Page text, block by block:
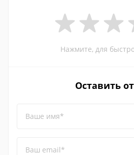
Нажмите, для
Оставить
Ваше имя*
Ваш email*